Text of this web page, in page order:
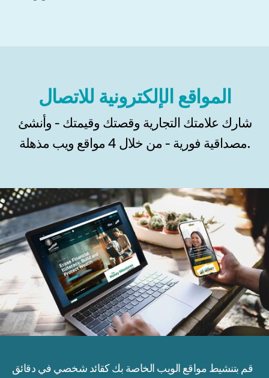
المواقع الإلكترونية للاتصال
شارك علامتك التجارية وقصتك وقيمتك - وأنشئ
مصداقية فورية - من خلال 4 مواقع ويب مذهلة.
قم بتنشيط مواقع الويب الخاصة بك كقائد شخصي في دقائق